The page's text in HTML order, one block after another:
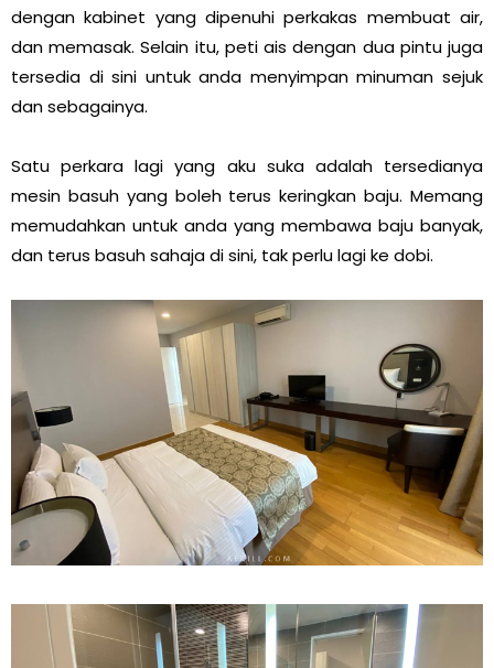
dengan kabinet yang dipenuhi perkakas membuat air,
dan memasak. Selain itu, peti ais dengan dua pintu juga
tersedia di sini untuk anda menyimpan minuman sejuk
dan sebagainya.
Satu perkara lagi yang aku suka adalah tersedianya
mesin basuh yang boleh terus keringkan baju. Memang
memudahkan untuk anda yang membawa baju banyak,
dan terus basuh sahaja di sini, tak perlu lagi ke dobi.